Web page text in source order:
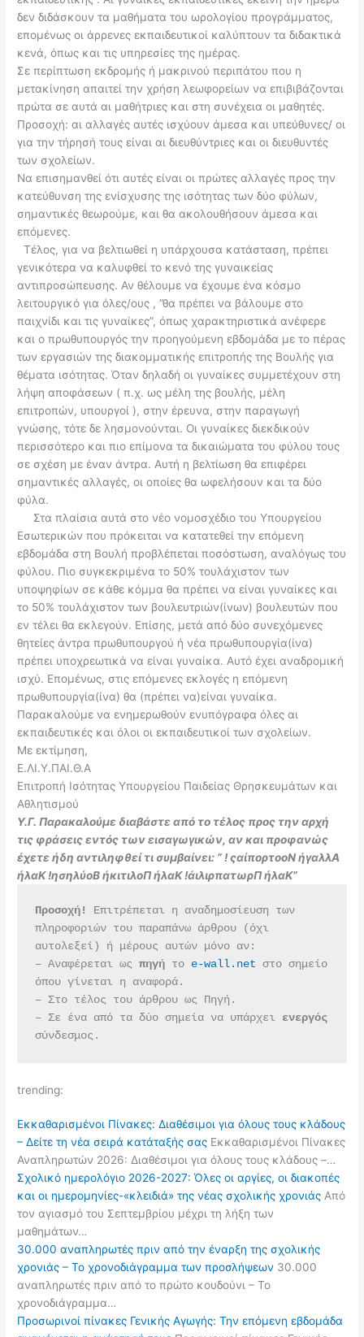
δεν διδάσκουν τα μαθήματα του ωρολογίου προγράμματος,
επομένως οι άρρενες εκπαιδευτικοί καλύπτουν τα διδακτικά
κενά, όπως και τις υπηρεσίες της ημέρας.
Σε περίπτωση εκδρομής ή μακρινού περιπάτου που η
μετακίνηση απαιτεί την χρήση λεωφορείων να επιβιβάζονται
πρώτα σε αυτά αι μαθήτριες και στη συνέχεια οι μαθητές.
Προσοχή: αι αλλαγές αυτές ισχύουν άμεσα και υπεύθυνες/ οι
για την τήρησή τους είναι αι διευθύντριες και οι διευθυντές
των σχολείων.
Να επισημανθεί ότι αυτές είναι οι πρώτες αλλαγές προς την
κατεύθυνση της ενίσχυσης της ισότητας των δύο φύλων,
σημαντικές θεωρούμε, και θα ακολουθήσουν άμεσα και
επόμενες.
Τέλος, για να βελτιωθεί η υπάρχουσα κατάσταση, πρέπει
γενικότερα να καλυφθεί το κενό της γυναικείας
αντιπροσώπευσης. Αν θέλουμε να έχουμε ένα κόσμο
λειτουργικό για όλες/ους , ”θα πρέπει να βάλουμε στο
παιχνίδι και τις γυναίκες”, όπως χαρακτηριστικά ανέφερε
και ο πρωθυπουργός την προηγούμενη εβδομάδα με το πέρας
των εργασιών της διακομματικής επιτροπής της Βουλής για
θέματα ισότητας. Όταν δηλαδή οι γυναίκες συμμετέχουν στη
λήψη αποφάσεων ( π.χ. ως μέλη της βουλής, μέλη
επιτροπών, υπουργοί ), στην έρευνα, στην παραγωγή
γνώσης, τότε δε λησμονούνται. Οι γυναίκες διεκδικούν
περισσότερο και πιο επίμονα τα δικαιώματα του φύλου τους
σε σχέση με έναν άντρα. Αυτή η βελτίωση θα επιφέρει
σημαντικές αλλαγές, οι οποίες θα ωφελήσουν και τα δύο
φύλα.
Στα πλαίσια αυτά στο νέο νομοσχέδιο του Υπουργείου
Εσωτερικών που πρόκειται να κατατεθεί την επόμενη
εβδομάδα στη Βουλή προβλέπεται ποσόστωση, αναλόγως του
φύλου. Πιο συγκεκριμένα το 50% τουλάχιστον των
υποψηφίων σε κάθε κόμμα θα πρέπει να είναι γυναίκες και
το 50% τουλάχιστον των βουλευτριών(ίνων) βουλευτών που
εν τέλει θα εκλεγούν. Επίσης, μετά από δύο συνεχόμενες
θητείες άντρα πρωθυπουργού ή νέα πρωθυπουργία(ίνα)
πρέπει υποχρεωτικά να είναι γυναίκα. Αυτό έχει αναδρομική
ισχύ. Επομένως, στις επόμενες εκλογές η επόμενη
πρωθυπουργία(ίνα) θα (πρέπει να)είναι γυναίκα.
Παρακαλούμε να ενημερωθούν ενυπόγραφα όλες αι
εκπαιδευτικές και όλοι οι εκπαιδευτικοί των σχολείων.
Με εκτίμηση,
Ε.ΛΙ.Υ.ΠΑΙ.Θ.Α
Επιτροπή Ισότητας Υπουργείου Παιδείας Θρησκευμάτων και
Αθλητισμού
Υ.Γ. Παρακαλούμε διαβάστε από το τέλος προς την αρχή
τις φράσεις εντός των εισαγωγικών, αν και προφανώς
έχετε ήδη αντιληφθεί τι συμβαίνει: ” ! ςαίπορτοοΝ ήγαλλΑ
ήλαΚ !ησηλύοΒ ήκιτιλοΠ ήλαΚ !άιλιρπατωρΠ ήλαΚ”
Προσοχή!
Επιτρέπεται η αναδημοσίευση των
πληροφοριών του παραπάνω άρθρου (όχι
αυτολεξεί) ή μέρους αυτών μόνο αν:
– Αναφέρεται ως πηγή το e-wall.net στο σημείο
όπου γίνεται η αναφορά.
– Στο τέλος του άρθρου ως Πηγή.
– Σε ένα από τα δύο σημεία να υπάρχει
σύνδεσμος.
trending:
Εκκαθαρισμένοι Πίνακες: Διαθέσιμοι για όλους τους κλάδους
– Δείτε τη νέα σειρά κατάταξής σας Εκκαθαρισμένοι Πίνακες
Αναπληρωτών 2026: Διαθέσιμοι για όλους τους κλάδους –…
Σχολικό ημερολόγιο 2026-2027: Όλες οι αργίες, οι διακοπές
και οι ημερομηνίες-«κλειδιά» της νέας σχολικής χρονιάς Από
τον αγιασμό του Σεπτεμβρίου μέχρι τη λήξη των
μαθημάτων…
30.000 αναπληρωτές πριν από την έναρξη της σχολικής
χρονιάς – Το χρονοδιάγραμμα των προσλήψεων 30.000
αναπληρωτές πριν από το πρώτο κουδούνι – Το
χρονοδιάγραμμα…
Προσωρινοί πίνακες Γενικής Αγωγής: Την επόμενη εβδομάδα